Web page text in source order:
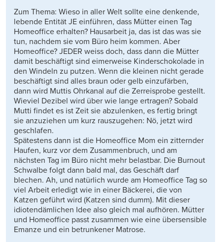
Zum Thema: Wieso in aller Welt sollte eine denkende,
lebende Entität JE einführen, dass Mütter einen Tag
Homeoffice erhalten? Hausarbeit ja, das ist das was sie
tun, nachdem sie vom Büro heim kommen. Aber
Homeoffice? JEDER weiss doch, dass dann die Mütter
damit beschäftigt sind eimerweise Kinderschokolade in
den Windeln zu putzen. Wenn die kleinen nicht gerade
beschäftigt sind alles braun oder gelb einzufärben,
dann wird Muttis Ohrkanal auf die Zerreisprobe gestellt.
Wieviel Dezibel wird über wie lange ertragen? Sobald
Mutti findet es ist Zeit sie abzulenken, es fertig bringt
sie anzuziehen um kurz rauszugehen: Nö, jetzt wird
geschlafen.
Spätestens dann ist die Homeoffice Mom ein zitternder
Haufen, kurz vor dem Zusammenbruch, und am
nächsten Tag im Büro nicht mehr belastbar. Die Burnout
Schwalbe folgt dann bald mal, das Geschäft darf
blechen. Ah, und natürlich wurde am Homeoffice Tag so
viel Arbeit erledigt wie in einer Bäckerei, die von
Katzen geführt wird (Katzen sind dumm). Mit dieser
idiotendämlichen Idee also gleich mal aufhören. Mütter
und Homeoffice passt zusammen wie eine übersensible
Emanze und ein betrunkener Matrose.